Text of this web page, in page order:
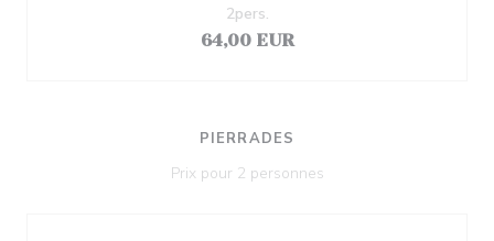
64,00 EUR
2pers.
PIERRADES
Prix pour 2 personnes